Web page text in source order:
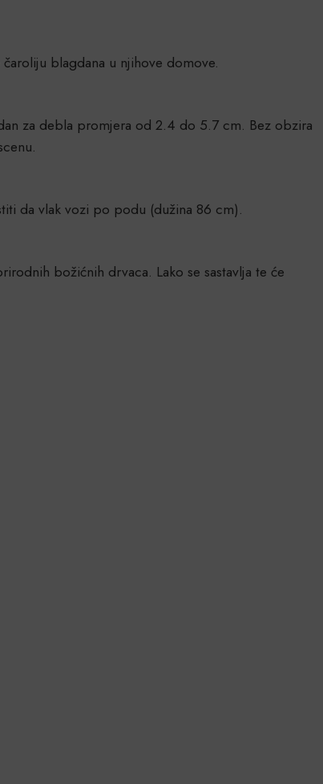
blagdana u njihove domove.
za debla promjera od 2.4 do 5.7 cm. Bez obzira
da vlak vozi po podu (dužina 86 cm).
božićnih drvaca. Lako se sastavlja te će